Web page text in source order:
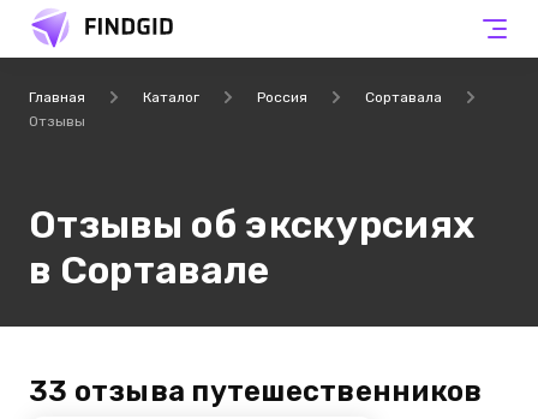
Главная Каталог Россия
Сортавала
Отзывы
Отзывы об экскурсиях
в Сортавале
33 отзыва путешественников